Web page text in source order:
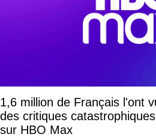
1,6 million de Français l'ont
des critiques
sur HBO Max